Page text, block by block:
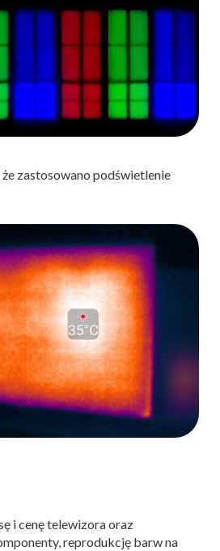
zastosowano podświetlenie
i cenę telewizora oraz
reprodukcję barw na